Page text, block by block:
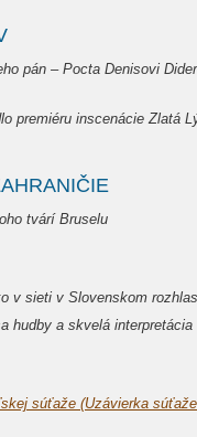
pán – Pocta Denisovi
premiéru inscenácie Zlatá
tvárí Bruselu
v sieti v Slovenskom
hudby a skvelá interpretácia
súťaže (Uzávierka